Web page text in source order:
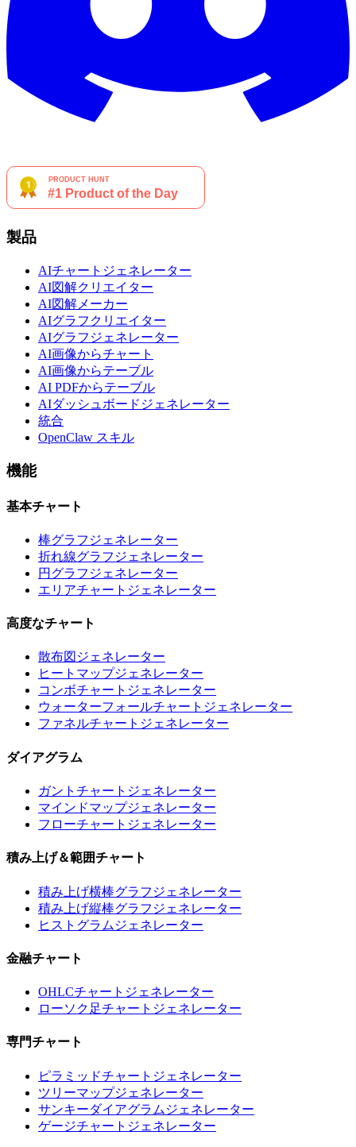
製品
AIチャートジェネレーター
AI図解クリエイター
AI図解メーカー
AIグラフクリエイター
AIグラフジェネレーター
AI画像からチャート
AI画像からテーブル
AI PDFからテーブル
AIダッシュボードジェネレーター
統合
OpenClaw スキル
機能
基本チャート
棒グラフジェネレーター
折れ線グラフジェネレーター
円グラフジェネレーター
エリアチャートジェネレーター
高度なチャート
散布図ジェネレーター
ヒートマップジェネレーター
コンボチャートジェネレーター
ウォーターフォールチャートジェネレーター
ファネルチャートジェネレーター
ダイアグラム
ガントチャートジェネレーター
マインドマップジェネレーター
フローチャートジェネレーター
積み上げ＆範囲チャート
積み上げ横棒グラフジェネレーター
積み上げ縦棒グラフジェネレーター
ヒストグラムジェネレーター
金融チャート
OHLCチャートジェネレーター
ローソク足チャートジェネレーター
専門チャート
ピラミッドチャートジェネレーター
ツリーマップジェネレーター
サンキーダイアグラムジェネレーター
ゲージチャートジェネレーター